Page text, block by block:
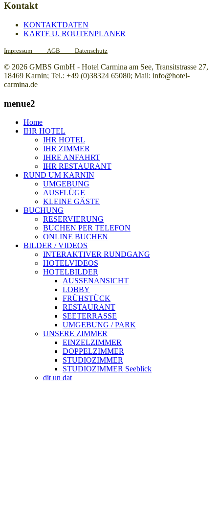
Kontakt
KONTAKTDATEN
KARTE U. ROUTENPLANER
Impressum AGB Datenschutz
© 2026 GMBS GmbH - Hotel Carmina am See, Transitstrasse 27,
18469 Karnin; Tel.: +49 (0)38324 65080; Mail: info@hotel-
carmina.de
menue2
Home
IHR HOTEL
IHR HOTEL
IHR ZIMMER
IHRE ANFAHRT
IHR RESTAURANT
RUND UM KARNIN
UMGEBUNG
AUSFLÜGE
KLEINE GÄSTE
BUCHUNG
RESERVIERUNG
BUCHEN PER TELEFON
ONLINE BUCHEN
BILDER / VIDEOS
INTERAKTIVER RUNDGANG
HOTELVIDEOS
HOTELBILDER
AUSSENANSICHT
LOBBY
FRÜHSTÜCK
RESTAURANT
SEETERRASSE
UMGEBUNG / PARK
UNSERE ZIMMER
EINZELZIMMER
DOPPELZIMMER
STUDIOZIMMER
STUDIOZIMMER Seeblick
dit un dat